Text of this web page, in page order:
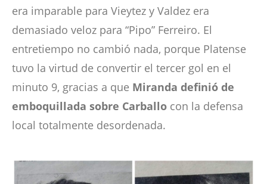
era imparable para Vieytez y Valdez era
demasiado veloz para “Pipo” Ferreiro. El
entretiempo no cambió nada, porque Platense
tuvo la virtud de convertir el tercer gol en el
minuto 9, gracias a que Miranda definió de
emboquillada sobre Carballo con la defensa
local totalmente desordenada.